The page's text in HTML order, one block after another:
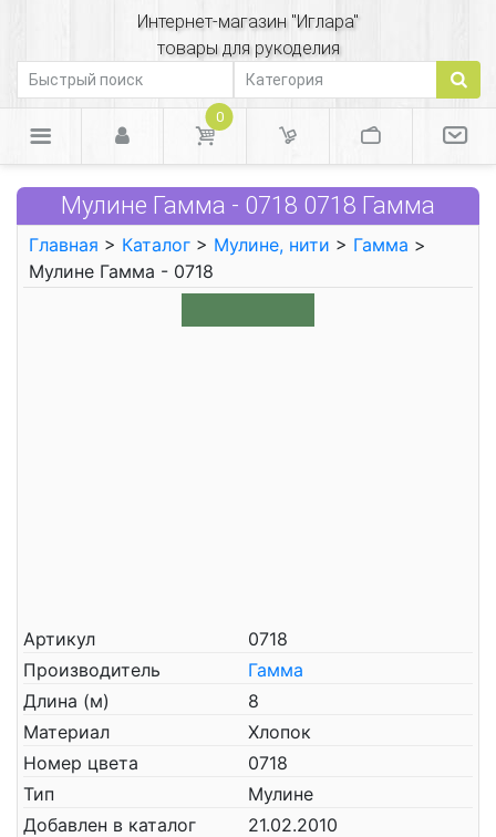
Интернет-магазин "Иглара"
товары для рукоделия
0
Мулине Гамма - 0718 0718 Гамма
Главная > Каталог > Мулине, нити > Гамма >
Мулине Гамма - 0718
Артикул
0718
Производитель
Гамма
Длина (м)
8
Материал
Хлопок
Номер цвета
0718
Тип
Мулине
Добавлен в каталог
21.02.2010